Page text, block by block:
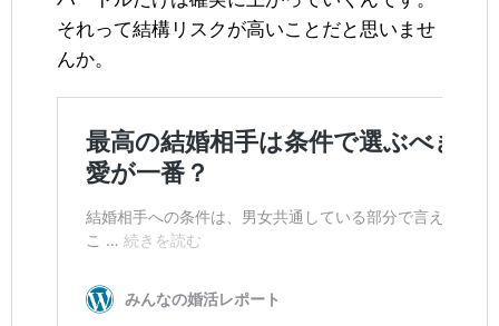
それって結構リスクが高いことだと思いませ
んか。